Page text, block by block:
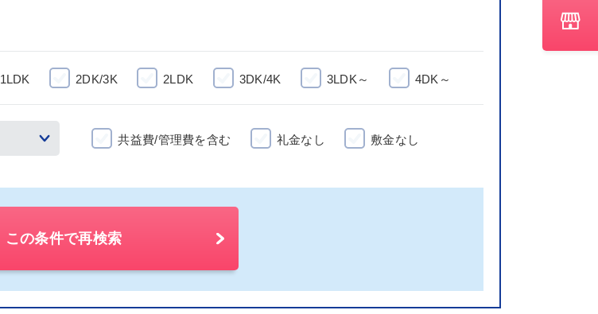
1LDK 2DK/3K 2LDK 3DK/4K 3LDK～ 4DK～
共益費/管理費を含む 礼金なし 敷金なし
この条件で再検索